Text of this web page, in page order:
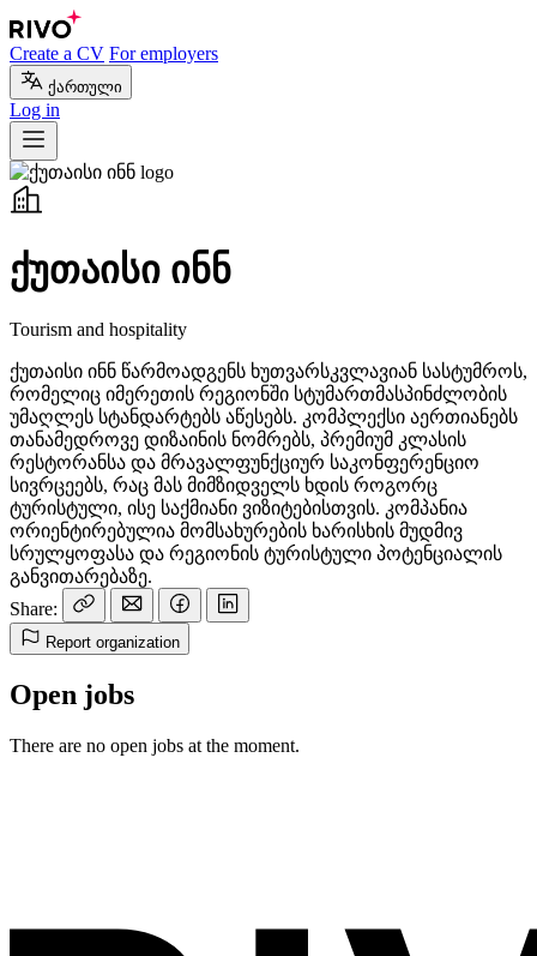
Create a CV For employers
ქართული
Log in
ქუთაისი ინნ
Tourism and hospitality
ქუთაისი ინნ წარმოადგენს ხუთვარსკვლავიან სასტუმროს,
რომელიც იმერეთის რეგიონში სტუმართმასპინძლობის
უმაღლეს სტანდარტებს აწესებს. კომპლექსი აერთიანებს
თანამედროვე დიზაინის ნომრებს, პრემიუმ კლასის
რესტორანსა და მრავალფუნქციურ საკონფერენციო
სივრცეებს, რაც მას მიმზიდველს ხდის როგორც
ტურისტული, ისე საქმიანი ვიზიტებისთვის. კომპანია
ორიენტირებულია მომსახურების ხარისხის მუდმივ
სრულყოფასა და რეგიონის ტურისტული პოტენციალის
განვითარებაზე.
Share:
Report organization
Open jobs
There are no open jobs at the moment.